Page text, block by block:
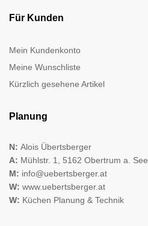
Für Kunden
Mein Kundenkonto
Meine Wunschliste
Kürzlich gesehene Artikel
Planung
N: Alois Übertsberger
A: Mühlstr. 1, 5162 Obertrum a. See
M: info@uebertsberger.at
W: www.uebertsberger.at
W: Küchen Planung & Technik